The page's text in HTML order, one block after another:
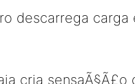
descarrega
cria sensaÃ§Ã£o